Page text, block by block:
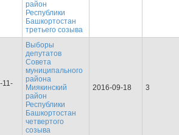
район
Республики
Башкортостан
третьего созыва
11-
Выборы
депутатов
Совета
муниципального
района
Миякинский
район
Республики
Башкортостан
четвертого
созыва
2016-09-18 3